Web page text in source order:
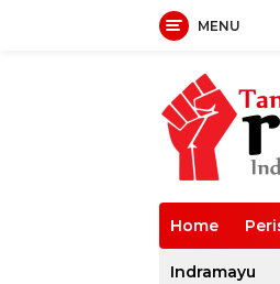
MENU
Home
Indramayu